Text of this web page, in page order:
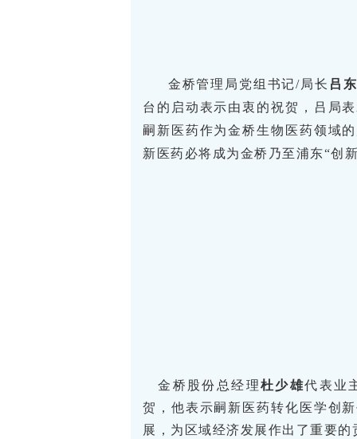
金桥管理局党组书记/局长 吕
台的启动表示由衷的祝贺，吕局
嗣新医药作为金桥生物医药领域
新医药必将成为金桥乃至浦东“创
金桥股份总经理杜少雄代表业
贺，他表示嗣新医药转化医学创
展，为区域经济发展作出了重要的